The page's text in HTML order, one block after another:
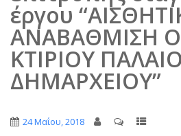
έργου
ΑΝΑΒΑΘΜΙΣΗ
ΚΤΙΡΙΟΥ
ΔΗΜΑΡΧΕΙΟΥ”
24 Μαΐου, 2018